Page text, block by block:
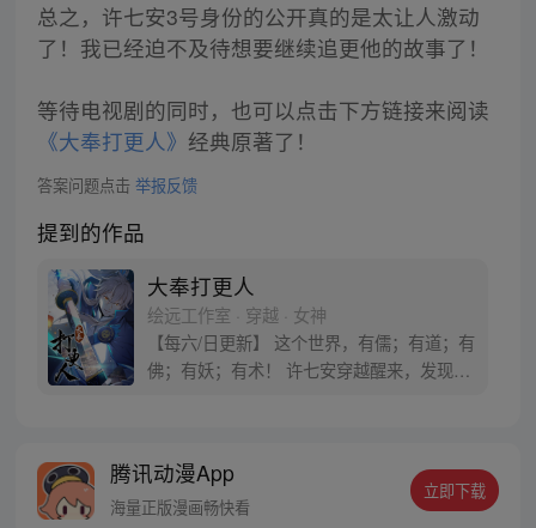
总之，许七安3号身份的公开真的是太让人激动
了！我已经迫不及待想要继续追更他的故事了！
等待电视剧的同时，也可以点击下方链接来阅读
《大奉打更人》 经典原著了！
答案问题点击 举报反馈
提到的作品
大奉打更人
绘远工作室 · 穿越 · 女神
【每六/日更新】 这个世界，有儒；有道；有
佛；有妖；有术！ 许七安穿越醒来，发现自
者卖报小郎君同名小说 QQ群号：
799493374
腾讯动漫App
海量正版漫画畅快看
立即下载